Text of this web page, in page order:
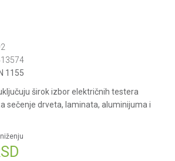
1155
širok izbor električnih testera
sečenje drveta, laminata, aluminijuma i